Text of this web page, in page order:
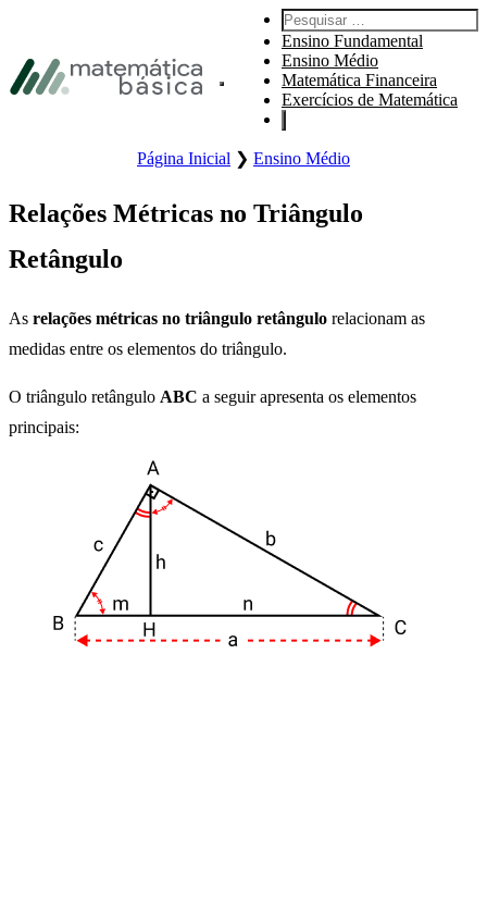
Pular Rodapé
Abre o menu principal do site.
Pesquisar por:
Ensino Fundamental
Ensino Médio
Matemática Financeira
Exercícios de Matemática
Página Inicial ❯ Ensino Médio
Relações Métricas no Triângulo
Retângulo
As relações métricas no triângulo retângulo relacionam as
medidas entre os elementos do triângulo.
O triângulo retângulo ABC a seguir apresenta os elementos
principais: